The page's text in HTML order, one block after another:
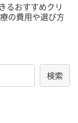
るおすすめクリ
の費用や選び方
検索